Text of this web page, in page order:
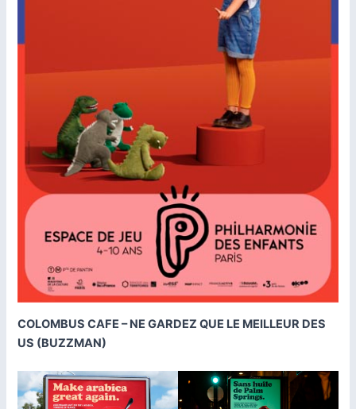
COLOMBUS CAFE – NE GARDEZ QUE LE MEILLEUR DES
US (BUZZMAN)